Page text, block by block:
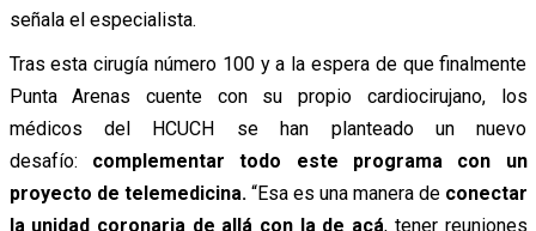
señala el especialista.
Tras esta cirugía número 100 y a la espera de que finalmente
Punta Arenas cuente con su propio cardiocirujano, los
médicos del HCUCH se han planteado un nuevo
desafío: complementar todo este programa con un
proyecto de telemedicina. “Esa es una manera de conectar
la unidad coronaria de allá con la de acá, tener reuniones